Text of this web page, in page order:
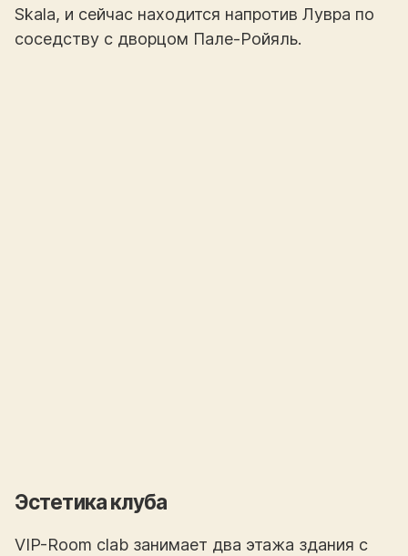
Skala, и сейчас находится напротив Лувра по
соседству с дворцом Пале-Ройяль.
Эстетика клуба
VIP-Room clab занимает два этажа здания с